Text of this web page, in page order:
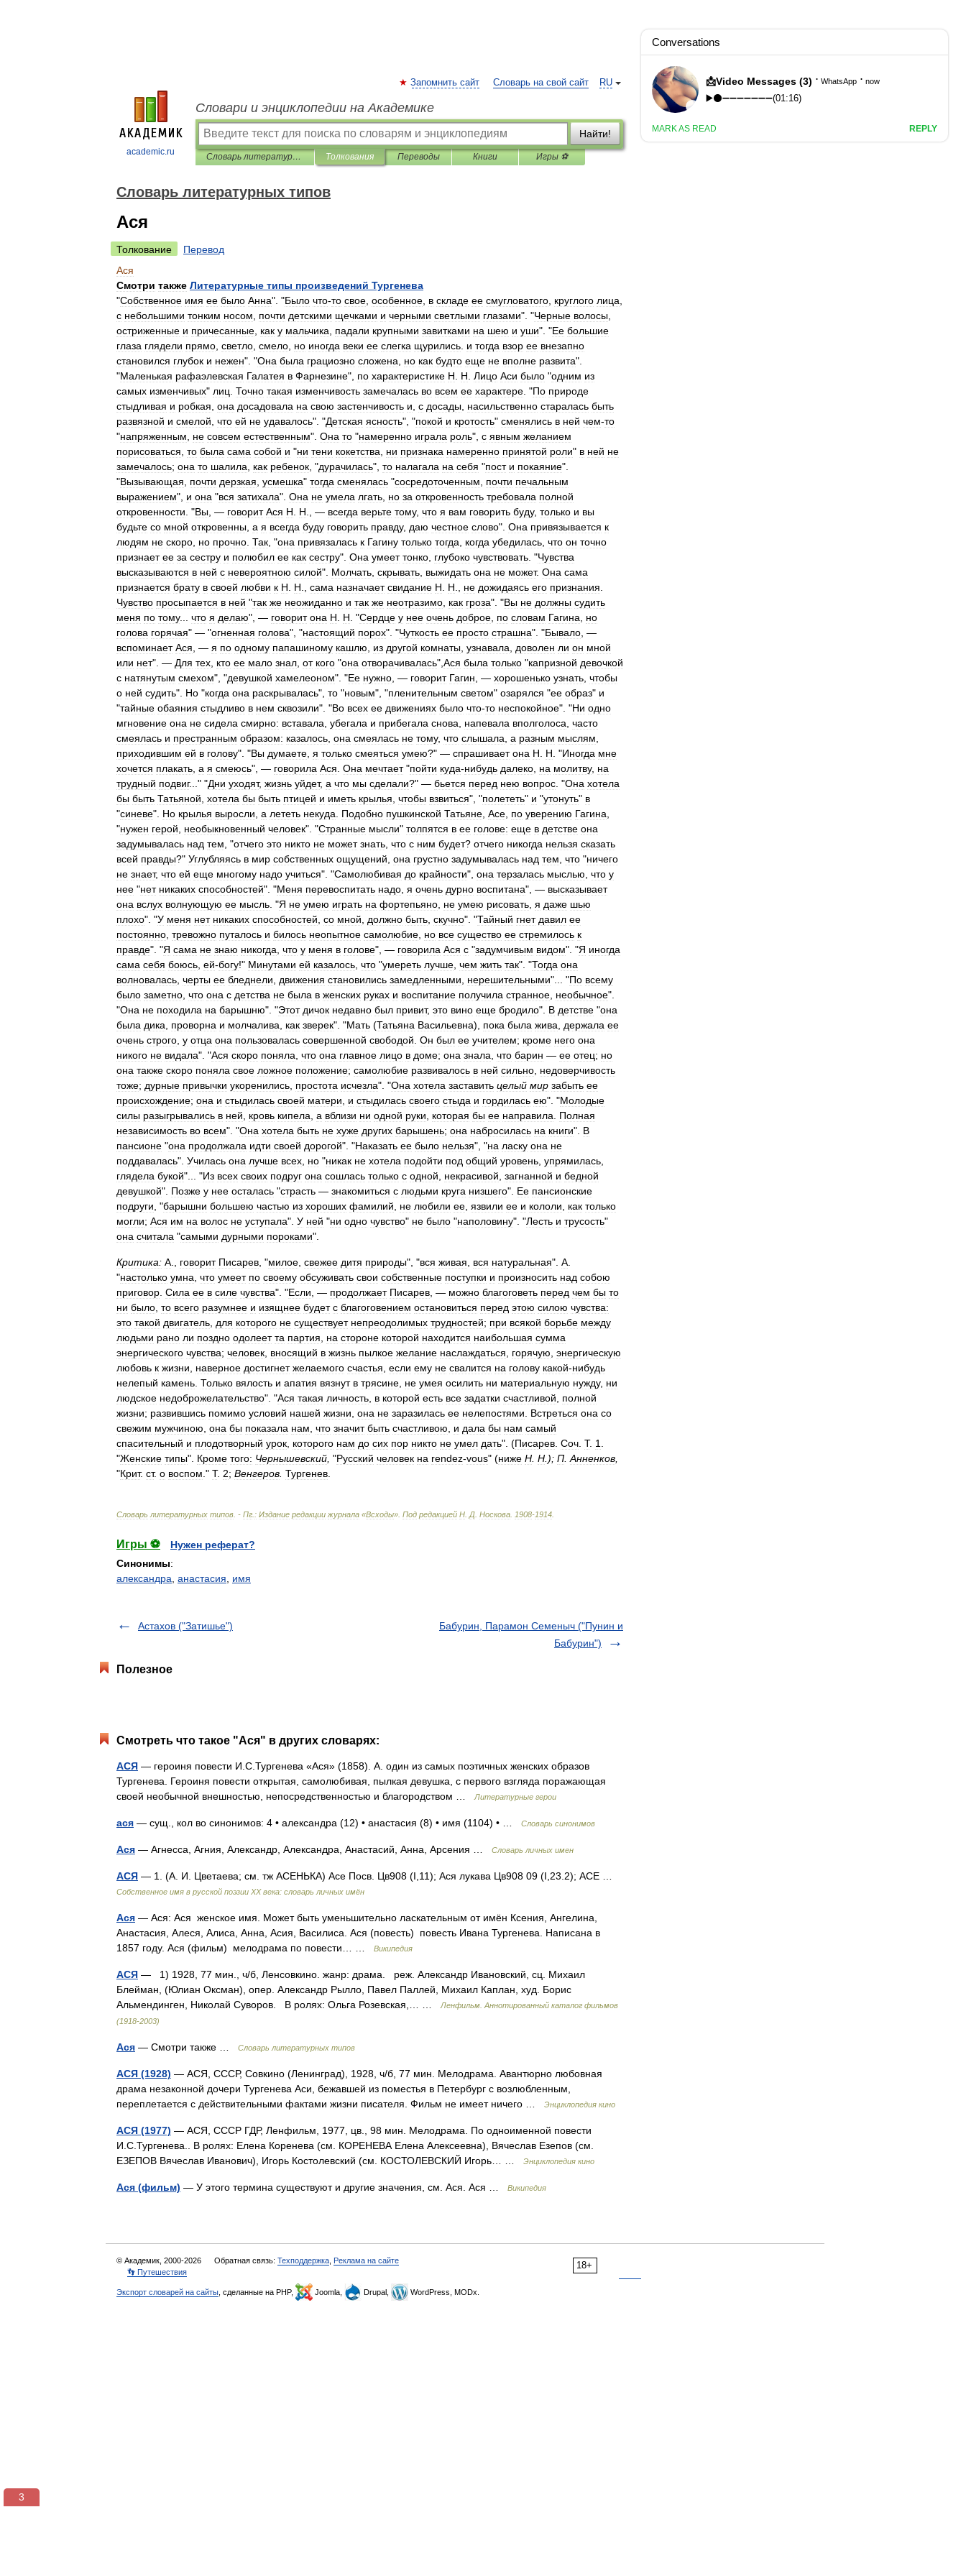
academic.ru
RU
Запомнить сайт Словарь на свой сайт
Словари и энциклопедии на Академике
Найти!
Словарь литературных типов Толкования Переводы Книги Игры ⚽
Словарь литературных типов
Ася
Толкование
Перевод
Ася
Смотри также Литературные типы произведений Тургенева
"Собственное имя ее было Анна". "Было что-то свое особенное в складе ее смугловатого круглого лица
с небольшими тонким носом почти детскими щечками и черными светлыми глазами". "Черные волосы
остриженные и причесанные как у мальчика падали крупными завитками на шею и уши". "Ее большие
глаза глядели прямо светло смело но иногда веки ее слегка щурились и тогда взор ее внезапно
становился глубок и нежен". "Она была грациозно сложена но как будто еще не вполне развита".
"Маленькая рафаэлевская Галатея в Фарнезине", по характеристике Н Н Лицо Аси было "одним из
самых изменчивых" лиц Точно такая изменчивость замечалась во всем ее характере . "По природе
стыдливая и робкая она досадовала на свою застенчивость и с досады насильственно старалась быть
развязной и смелой что ей не удавалось". "Детская ясность", "покой и кротость" сменялись в ней чем-то
"напряженным не совсем естественным". Она то "намеренно играла роль", с явным желанием
порисоваться то была сама собой и "ни тени кокетства ни признака намеренно принятой роли" в ней не
замечалось; она то шалила как ребенок , "дурачилась", то налагала на себя "пост и покаяние".
"Вызывающая почти дерзкая усмешка" тогда сменялась "сосредоточенным почти печальным
выражением", и она "вся затихала". Она не умела лгать но за откровенность требовала полной
откровенности . "Вы , — говорит Ася Н Н ., — всегда верьте тому, что я вам говорить буду, только и вы
будьте со мной откровенны а я всегда буду говорить правду, даю честное слово". Она привязывается к
людям не скоро но прочно Так , "она привязалась к Гагину только тогда когда убедилась что он точно
признает ее за сестру и полюбил ее как сестру". Она умеет тонко глубоко чувствовать . "Чувства
высказываются в ней с невероятною силой". Молчать скрывать выжидать она не может. Она сама
признается брату в своей любви к Н Н сама назначает свидание Н Н не дожидаясь его признания
Чувство просыпается в ней "так же неожиданно и так же неотразимо как гроза". "Вы не должны судить
меня по тому... что я делаю", — говорит она Н Н . "Сердце у нее очень доброе по словам Гагина
но
голова горячая" — "огненная голова", "настоящий порох". "Чуткость ее просто страшна". "Бывало , —
вспоминает Ася , — я по одному папашиному кашлю из другой комнаты узнавала доволен ли он мной
или нет". — Для тех кто ее мало знал от кого "она отворачивалась", Ася была только "капризной девочкой
с натянутым смехом", "девушкой хамелеоном". "Ее нужно , — говорит Гагин , — хорошенько узнать чтобы
о ней судить". Но "когда она раскрывалась", то "новым", "пленительным светом" озарялся "ее образ" и
"тайные обаяния стыдливо в нем сквозили". "Во всех ее движениях было что-то неспокойное". "Ни одно
мгновение она не сидела смирно: вставала убегала и прибегала снова напевала вполголоса часто
смеялась и престранным образом: казалось она смеялась не тому, что слышала а разным мыслям
приходившим ей в голову". "Вы думаете я только смеяться умею?" — спрашивает она Н Н . "Иногда мне
хочется плакать а я смеюсь", — говорила Ася Она мечтает"пойти куда-нибудь далеко на молитву, на
трудный подвиг..." "Дни уходят, жизнь уйдет, а что мы сделали?" — бьется перед нею вопрос . "Она хотела
бы быть Татьяной хотела бы быть птицей и иметь крылья чтобы взвиться", "полететь" и "утонуть" в
"синеве". Но крылья выросли а лететь некуда Подобно пушкинской Татьяне Асе по уверению Гагина
"нужен герой необыкновенный человек". "Странные мысли" толпятся в ее голове: еще в детстве она
задумывалась над тем , "отчего это никто не может знать что с ним будет? отчего никогда нельзя сказать
всей правды?" Углубляясь в мир собственных ощущений она грустно задумывалась над тем что "ничего
не знает, что ей еще многому надо учиться". "Самолюбивая до крайности", она терзалась мыслью что у
нее "нет никаких способностей". "Меня перевоспитать надо я очень дурно воспитана", — высказывает
она вслух волнующую ее мысль . "Я не умею играть на фортепьяно не умею рисовать я даже шью
плохо". "У меня нет никаких способностей со мной должно быть скучно". "Тайный гнет давил ее
постоянно тревожно путалось и билось неопытное самолюбие но все существо ее стремилось к
правде". "Я сама не знаю никогда что у меня в голове", — говорила Ася с "задумчивым видом". "Я иногда
сама себя боюсь ей-богу!" Минутами ей казалось что "умереть лучше чем жить так". "Тогда она
волновалась черты ее бледнели движения становились замедленными нерешительными"... "По всему
было заметно что она с детства не была в женских руках и воспитание получила странное необычное".
"Она не походила на барышню". "Этот дичок недавно был привит, это вино еще бродило". В детстве "она
была дика проворна и молчалива как зверек". "Мать (Татьяна Васильевна), пока была жива держала ее
очень строго у отца она пользовалась совершенной свободой Он был ее учителем; кроме него она
никого не видала". "Ася скоро поняла что она главное лицо в доме; она знала что барин — ее отец; но
она также скоро поняла свое ложное положение; самолюбие развивалось в ней сильно недоверчивость
тоже; дурные привычки укоренились простота исчезла". "Она хотела заставить целый мир забыть ее
происхождение; она и стыдилась своей матери и стыдилась своего стыда и гордилась ею". "Молодые
силы разыгрывались в ней кровь кипела а вблизи ни одной руки которая бы ее направила
Полная
независимость во всем". "Она хотела быть не хуже других барышень; она набросилась на книги". В
пансионе "она продолжала идти своей дорогой". "Наказать ее было нельзя", "на ласку она не
поддавалась". Училась она лучше всех но "никак не хотела подойти под общий уровень упрямилась
глядела букой"... "Из всех своих подруг она сошлась только с одной некрасивой загнанной и бедной
девушкой". Позже у нее осталась "страсть — знакомиться с людьми круга низшего". Ее пансионские
подруги , "барышни большею частью из хороших фамилий не любили ее язвили ее и кололи как только
могли; Ася им на волос не уступала". У ней "ни одно чувство" не было "наполовину". "Лесть и трусость"
она считала "самыми дурными пороками".
Критика: А говорит Писарев , "милое свежее дитя природы", "вся живая вся натуральная". А
"настолько умна что умеет по своему обсуживать свои собственные поступки и произносить над собою
приговор Сила ее в силе чувства". "Если , — продолжает Писарев , — можно благоговеть перед чем бы то
ни было то всего разумнее и изящнее будет с благоговением остановиться перед этою силою чувства:
это такой двигатель для которого не существует непреодолимых трудностей; при всякой борьбе между
людьми рано ли поздно одолеет та партия на стороне которой находится наибольшая сумма
энергического чувства; человек вносящий в жизнь пылкое желание наслаждаться горячую энергическую
любовь к жизни наверное достигнет желаемого счастья если ему не свалится на голову какой-нибудь
нелепый камень Только вялость и апатия вязнут в трясине не умея осилить ни материальную нужду, ни
людское недоброжелательство". "Ася такая личность в которой есть все задатки счастливой
полной
жизни; развившись помимо условий нашей жизни она не заразилась ее нелепостями Встреться она со
свежим мужчиною она бы показала нам что значит быть счастливою и дала бы нам самый
спасительный и плодотворный урок которого нам до сих пор никто не умел дать". (Писарев Соч Т. 1
"Женские типы". Кроме того: Чернышевский "Русский человек на rendez-vous" (ниже Н Н .); П Анненков
"Крит. ст. о воспом ." Т. 2; Венгеров Тургенев
Словарь литературных типов . - Пг : Издание редакции журнала «Всходы» Под редакцией Н Д Носкова 1908-1914
Игры ⚽
Нужен реферат?
Синонимы:
александра анастасия имя
Астахов ("Затишье")
Бабурин, Парамон Семеныч ("Пунин и
Бабурин")
Полезное
Смотреть что такое "Ася" в других словарях:
АСЯ — героиня повести И.С.Тургенева «Ася» (1858). А. один из самых поэтичных женских образов
Тургенева. Героиня повести открытая, самолюбивая, пылкая девушка, с первого взгляда поражающая
своей необычной внешностью, непосредственностью и благородством …
Литературные герои
ася — сущ., кол во синонимов: 4 • александра (12) • анастасия (8) • имя (1104) • … Словарь синонимов
Ася — Агнесса, Агния, Александр, Александра, Анастасий, Анна, Арсения … Словарь личных имен
АСЯ — 1. (А. И. Цветаева; см. тж АСЕНЬКА) Асе Посв. Цв908 (I,11); Ася лукава Цв908 09 (I,23.2); АСЕ …
Собственное имя в русской поэзии XX века: словарь личных имён
Ася — Ася: Ася женское имя. Может быть уменьшительно ласкательным от имён Ксения, Ангелина,
Анастасия, Алеся, Алиса, Анна, Асия, Василиса. Ася (повесть) повесть Ивана Тургенева. Написана в
1857 году. Ася (фильм) мелодрама по повести… …
Википедия
АСЯ — 1) 1928, 77 мин., ч/б, Ленсовкино. жанр: драма. реж. Александр Ивановский, сц. Михаил
Блейман, (Юлиан Оксман), опер. Александр Рылло, Павел Паллей, Михаил Каплан, худ. Борис
Альмендинген, Николай Суворов. В ролях: Ольга Розевская,… …
Ленфильм. Аннотированный каталог фильмов
(1918-2003)
Ася — Смотри также … Словарь литературных типов
АСЯ (1928) — АСЯ, СССР, Совкино (Ленинград), 1928, ч/б, 77 мин. Мелодрама. Авантюрно любовная
драма незаконной дочери Тургенева Аси, бежавшей из поместья в Петербург с возлюбленным,
переплетается с действительными фактами жизни писателя. Фильм не имеет ничего …
Энциклопедия кино
АСЯ (1977) — АСЯ, СССР ГДР, Ленфильм, 1977, цв., 98 мин. Мелодрама. По одноименной повести
И.С.Тургенева.. В ролях: Елена Коренева (см. КОРЕНЕВА Елена Алексеевна), Вячеслав Езепов (см.
ЕЗЕПОВ Вячеслав Иванович), Игорь Костолевский (см. КОСТОЛЕВСКИЙ Игорь… …
Энциклопедия кино
Ася (фильм) — У этого термина существуют и другие значения, см. Ася. Ася … Википедия
18+
© Академик, 2000-2026 Обратная связь: Техподдержка Реклама на сайте
👣 Путешествия
Экспорт словарей на сайты , сделанные на PHP, Joomla, Drupal, WordPress, MODx.
3